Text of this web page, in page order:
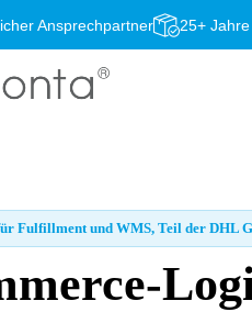
Ansprechpartner 25+
Fulfillment und WMS, Teil der DHL